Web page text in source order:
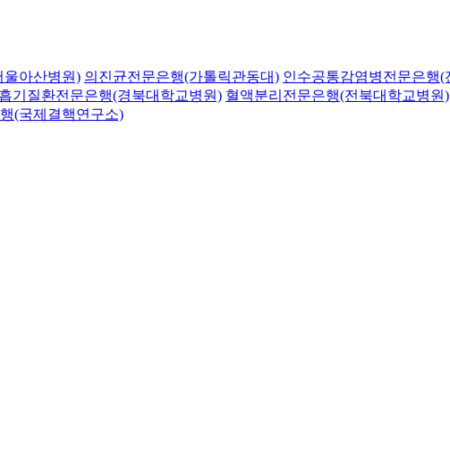
울아산병원) 의진균전문은행(가톨릭관동대) 인수공통감염병전문은행(
기질환전문은행(경북대학교병원) 혈액분리전문은행(전북대학교병원)
(국제결핵연구소)